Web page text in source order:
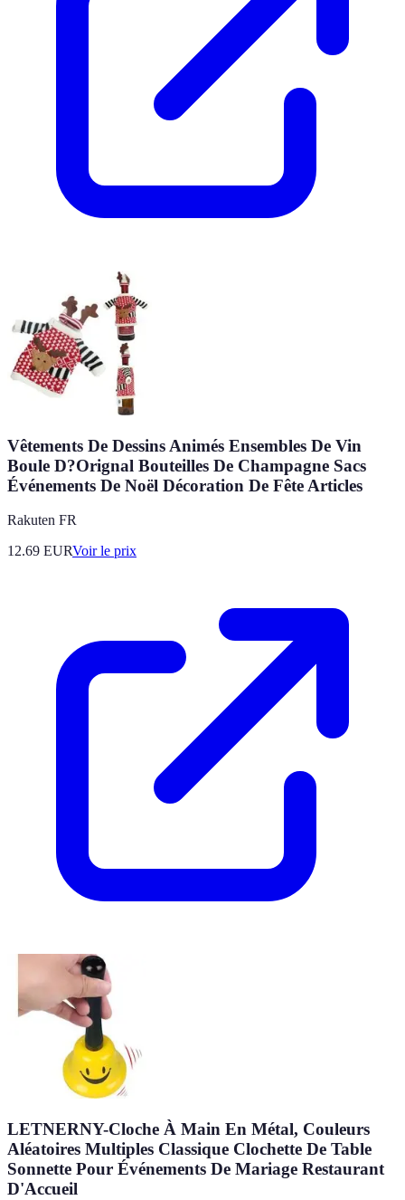
Vêtements De Dessins Animés Ensembles De Vin
Boule D?Orignal Bouteilles De Champagne Sacs
Événements De Noël Décoration De Fête Articles
Rakuten FR
12.69 EURVoir le prix
LETNERNY-Cloche À Main En Métal, Couleurs
Aléatoires Multiples Classique Clochette De Table
Sonnette Pour Événements De Mariage Restaurant
D'Accueil